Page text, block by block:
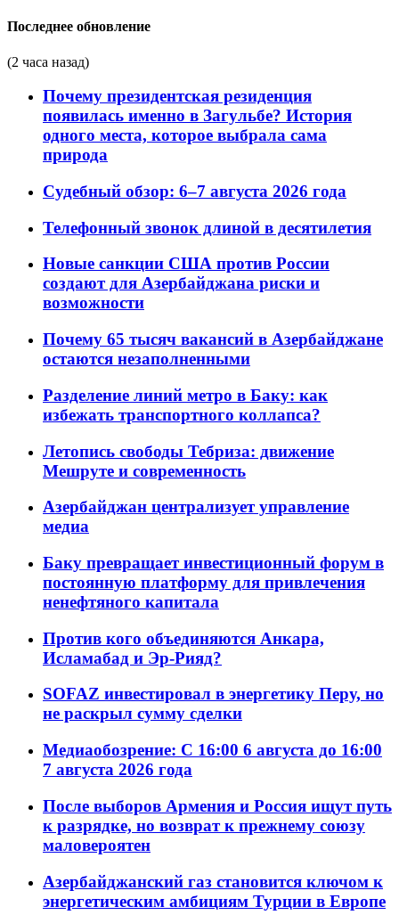
Последнее обновление
(2 часа назад)
Почему президентская резиденция
появилась именно в Загульбе? История
одного места, которое выбрала сама
природа
Судебный обзор: 6–7 августа 2026 года
Телефонный звонок длиной в десятилетия
Новые санкции США против России
создают для Азербайджана риски и
возможности
Почему 65 тысяч вакансий в Азербайджане
остаются незаполненными
Разделение линий метро в Баку: как
избежать транспортного коллапса?
Летопись свободы Тебриза: движение
Мешруте и современность
Азербайджан централизует управление
медиа
Баку превращает инвестиционный форум в
постоянную платформу для привлечения
ненефтяного капитала
Против кого объединяются Анкара,
Исламабад и Эр-Рияд?
SOFAZ инвестировал в энергетику Перу, но
не раскрыл сумму сделки
Медиаобозрение: С 16:00 6 августа до 16:00
7 августа 2026 года
После выборов Армения и Россия ищут путь
к разрядке, но возврат к прежнему союзу
маловероятен
Азербайджанский газ становится ключом к
энергетическим амбициям Турции в Европе